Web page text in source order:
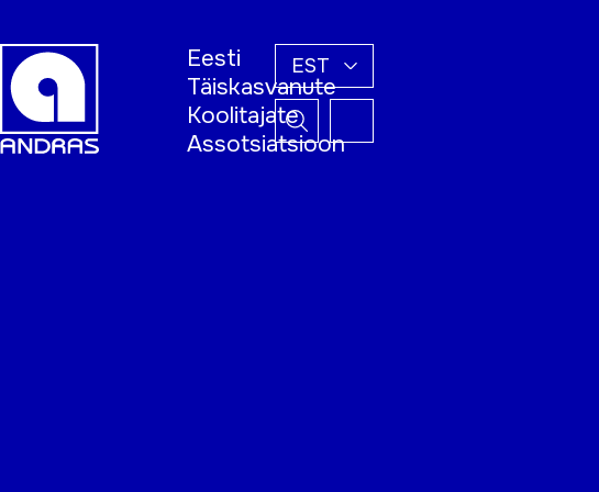
Eesti
Täiskasvanute
Koolitajate
Assotsiatsioon
EST